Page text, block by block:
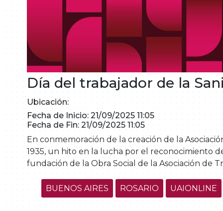
Día del trabajador de la
Ubicación:
Fecha de Inicio: 21/09/2025 11:05
Fecha de Fin: 21/09/2025 11:05
En conmemoración de la creación de la
1935, un hito en la lucha por el reconocimiento
fundación de la Obra Social de la Asociación de
BUENOS AIRES ROSARIO UAIONLINE